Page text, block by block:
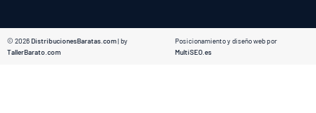
© 2026DistribucionesBaratas.com| by
TallerBarato.com
Posicionamiento y diseño web por
MultiSEO.es